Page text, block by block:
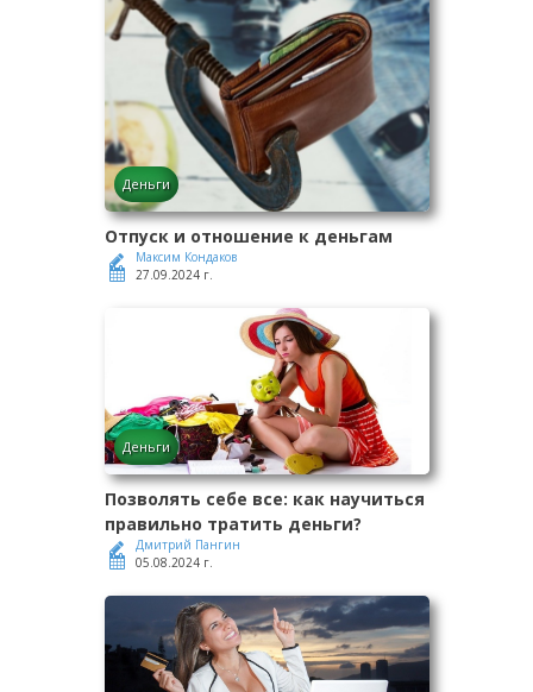
Деньги
Отпуск и отношение к деньгам
Максим Кондаков
27.09.2024 г.
Деньги
Позволять себе все: как научиться
правильно тратить деньги?
Дмитрий Пангин
05.08.2024 г.